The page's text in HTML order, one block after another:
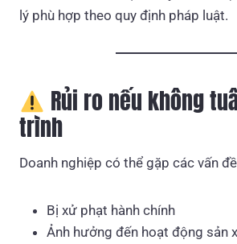
lý phù hợp theo quy định pháp luật.
Rủi ro nếu không
trình
Doanh nghiệp có thể gặp các vấn
Bị xử phạt hành chính
Ảnh hưởng đến hoạt động sản